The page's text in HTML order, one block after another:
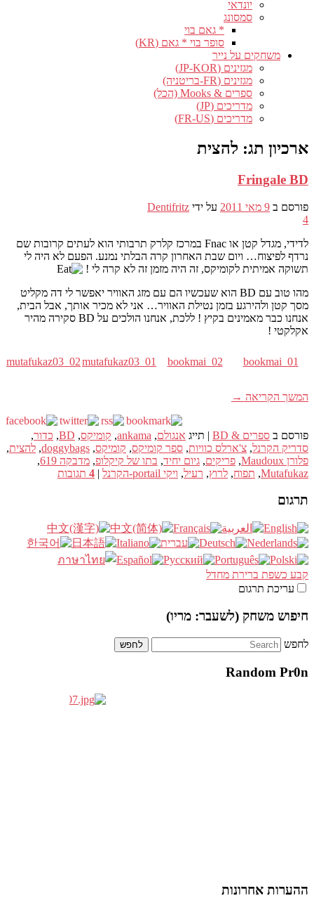
יונדאי
סמסונג
* גאם בוי
סופר בוי * גאם (KR)
משחקים על נייר
מגזינים (JP-KOR)
מגזינים (FR-בריטניה)
ספרים & Mooks (הכל)
מדריכים (JP)
מדריכים (FR-US)
ארכיון תג: להצית
Fringale BD
פורסם ב 9 מאי 2011 על ידי Dentifritz
4
לדידי, מגדל קטן או Fnac במרכז קלרק תרבותי הוא לעתים קרובות שם
נרדף לפיצוח… ויום שבת האחרון קרה הבלתי נמנע. הפעם לא היה לי
תשוקה אמיתית לקומיקס, זה היה מזמן זה לא קרה לי !
מהו טוב עם BD הוא שעכשיו הם עם מזג האוויר יאפשר לי דה מקליט
מסך קטן ולהירגע בזמן נטילת האוויר… אני לא מכיר אותך, אבל הבית,
אנחנו כבר מאמינים בקיץ ! ללכת, אנחנו הולכים על BD סקירה מהיר
אקלקטי !
bookmai_01
bookmai_02
mutafukaz03_01
mutafukaz03_02
המשך הקריאה →
פורסם ב ספרים & BD | תייג אנגולם,
ankama
, קומיקס,
BD
, כדור,
סדריק הקרנל, צ'ארלס כוויות, ספר קומיקס, קומיקס,
doggybags
, להצית,
פלורן Maudoux
, פריקים, גיום יחיד, בתו של קיקלופ, מדבקה 619
,
Mutafukaz
, תפוח, לרוץ, רעיל, ויקי portail-הקרנל |
4 תגובות
תרגום
קבע כשפת ברירת מחדל
עריכת תרגום
חיפוש משחק (לשעבר: מריו)
לחפש
Random Pr0n
ההערות אחרונות